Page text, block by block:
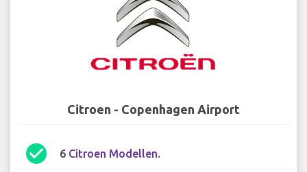
Citroen - Copenhagen Airport
check_circle 6 Citroen Modellen.